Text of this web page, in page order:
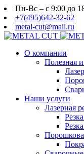
Пн-Вс – с 9:00 до
+7(495)642-32-62
metal-cut@mail.ru
О компании
Полезная
Наши услуги
Лазерная